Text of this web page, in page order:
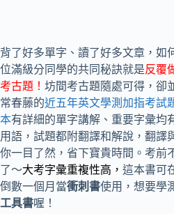
背了好多單字、讀了好多文章，如
位滿級分同學的共同秘訣就是反覆
考古題！ 坊間考古題隨處可得，卻
常春藤的近五年英文學測加指考試
本有詳細的單字講解、重要字彙均
用語，試題都附翻譯和解說，翻譯
你一目了然，省下寶貴時間。考前
了～大考字彙重複性高， 這本書可
倒數一個月當衝刺書使用，想要學
工具書喔！